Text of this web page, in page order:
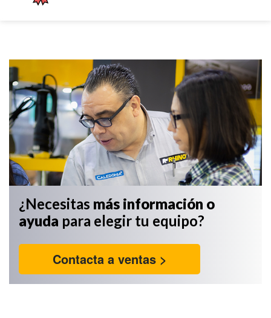
¿Necesitas más información o
ayuda para elegir tu equipo?
Contacta a ventas >